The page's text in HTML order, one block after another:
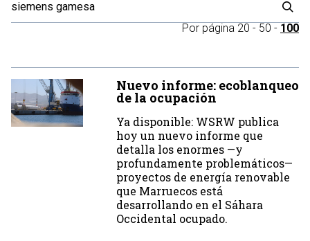
Por página 20 - 50 - 100
Nuevo informe: ecoblanqueo
de la ocupación
Ya disponible: WSRW publica
hoy un nuevo informe que
detalla los enormes —y
profundamente problemáticos—
proyectos de energía renovable
que Marruecos está
desarrollando en el Sáhara
Occidental ocupado.